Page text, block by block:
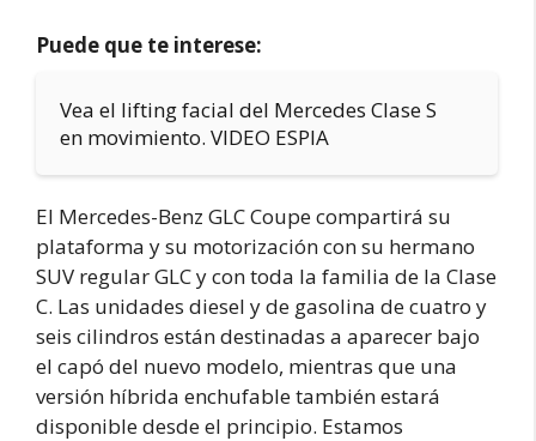
Puede que te interese:
Vea el lifting facial del Mercedes Clase S
en movimiento. VIDEO ESPIA
El Mercedes-Benz GLC Coupe compartirá su
plataforma y su motorización con su hermano
SUV regular GLC y con toda la familia de la Clase
C. Las unidades diesel y de gasolina de cuatro y
seis cilindros están destinadas a aparecer bajo
el capó del nuevo modelo, mientras que una
versión híbrida enchufable también estará
disponible desde el principio. Estamos